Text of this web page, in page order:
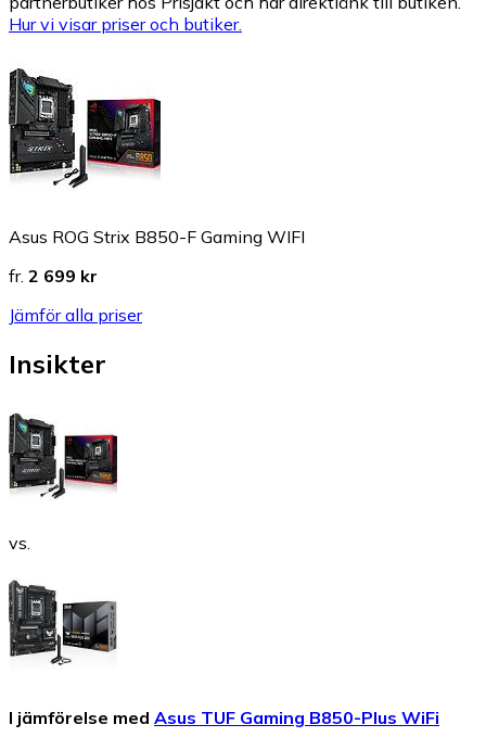
Hur vi visar priser och butiker.
Asus ROG Strix B850-F Gaming WIFI
fr. 2 699 kr
Jämför alla priser
Insikter
vs.
I jämförelse med Asus TUF Gaming B850-Plus WiFi